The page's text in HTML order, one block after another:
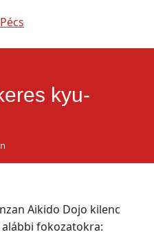
menu
kyu-
Aikido Dojo kilenc
fokozatokra: